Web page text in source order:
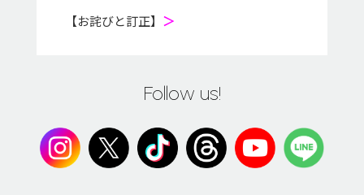
【お詫びと訂正】 ＞
Follow us!